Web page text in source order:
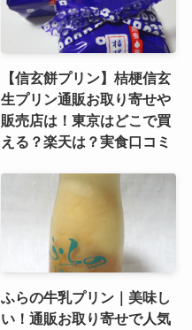
【信玄餅プリン】桔梗信玄
生プリン通販お取り寄せや
販売店は！東京はどこで買
える？楽天は？実食口コミ
ふらの牛乳プリン｜美味し
い！通販お取り寄せで人気